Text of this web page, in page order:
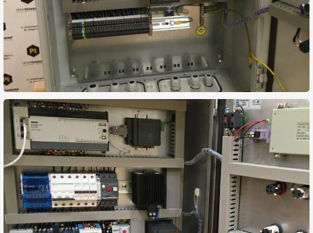
Программирование
логических контроллеров